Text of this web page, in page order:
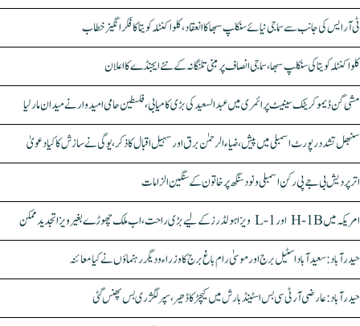
ٹی آر ایس کی جانب سے سماجی نیائے سنکلپ سبھا کا انعقاد، کلواکنٹلہ کویتا کا فکر انگیز خطاب
کلواکنٹلہ کویتا کی سنکلپ سبھا، سماجی انصاف پر مبنی تلنگانہ کے نئے ایجنڈے کا اعلان
مشی گن ڈیموکریٹک سینیٹ پرائمری میں عبدالسعید کی بڑی کامیابی، فلسطین حامی امیدوار نے میدان مار لیا
سنبھل تشدد رپورٹ اسمبلی میں پیش، ضیاء الرحمٰن برق اور سہیل اقبال کا ذکر، یوگی نے سازش کا کیا دعویٰ
اتر پردیش بی جے پی رکن اسمبلی ونود سنگھ پر خاتون کے سنگین الزامات
امریکہ میں H-1B اور L-1 ویزا ہولڈرز کے لیے بڑی راحت، اب ملک چھوڑے بغیر ویزا تجدید ممکن
حیدرآباد: سعیدآباد اسٹیل برج اور موسیٰ رام باغ برج کا وزراء و دیگر رہنماؤں نے کیا معائنہ
حیدرآباد: عارضی آر ٹی سی بس اسٹینڈ بارش میں کیچڑ کا ڈھیر، سپر لگژری بس پھنس گئی